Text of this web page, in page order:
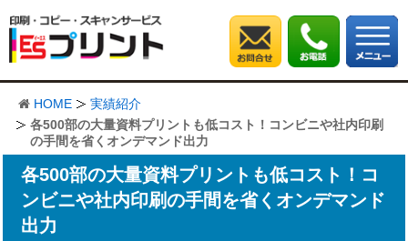
HOME
実績紹介
各500部の大量資料プリントも低コスト！コンビニや社内印刷
の手間を省くオンデマンド出力
各500部の大量資料プリントも低コスト！コ
ンビニや社内印刷の手間を省くオンデマンド
出力